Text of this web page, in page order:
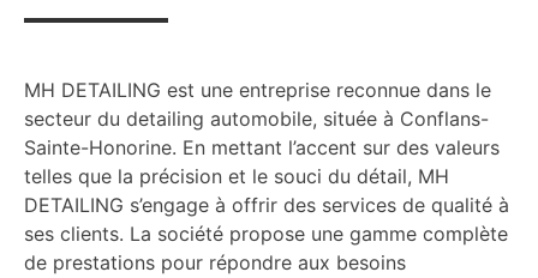
MH DETAILING est une entreprise reconnue dans le
secteur du detailing automobile, située à Conflans-
Sainte-Honorine. En mettant l’accent sur des valeurs
telles que la précision et le souci du détail, MH
DETAILING s’engage à offrir des services de qualité à
ses clients. La société propose une gamme complète
de prestations pour répondre aux besoins